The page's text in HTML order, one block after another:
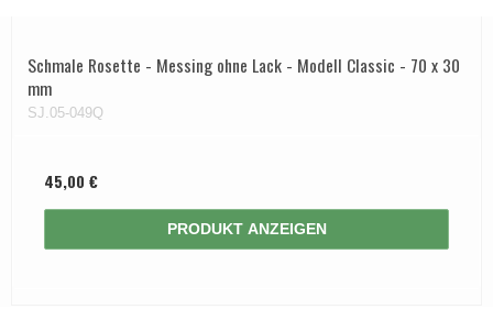
Schmale Rosette - Messing ohne Lack - Modell Classic - 70 x 30
mm
SJ.05-049Q
45,00 €
PRODUKT ANZEIGEN